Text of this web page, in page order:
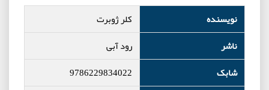
نویسنده
کلر ژوبرت
ناشر
رود آبی
شابک
9786229834022